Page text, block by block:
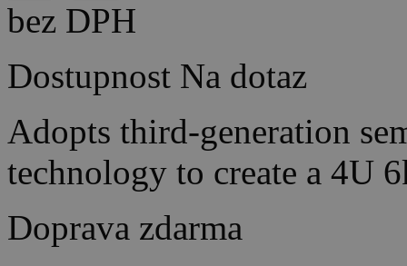
bez DPH
Dostupnost Na dotaz
Adopts third-generation
technology to create a 4U
Doprava zdarma